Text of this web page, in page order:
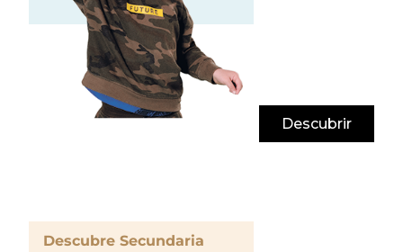
Descubrir
Descubre Secundaria